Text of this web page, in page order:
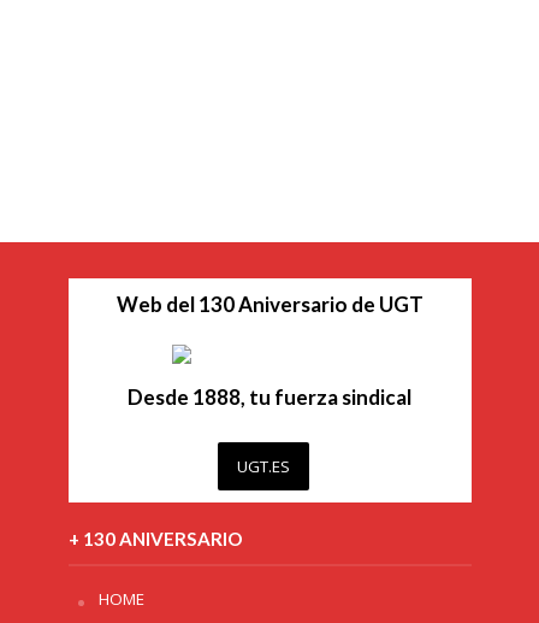
Web del 130 Aniversario de UGT
Desde 1888, tu fuerza sindical
UGT.ES
+ 130 ANIVERSARIO
HOME